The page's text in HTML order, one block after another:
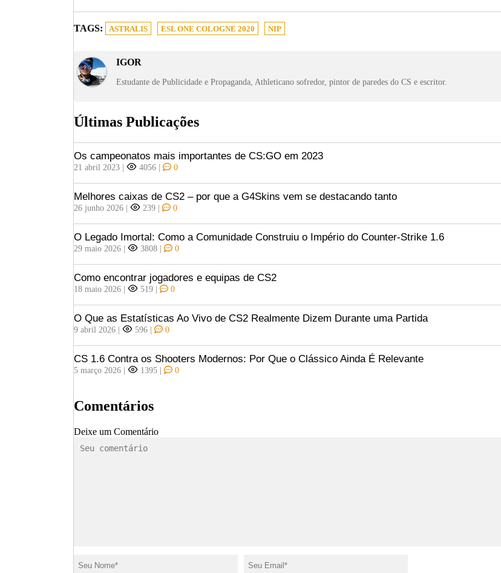
TAGS: ASTRALIS ESL ONE COLOGNE 2020 NIP
IGOR
Estudante de Publicidade e Propaganda, Athleticano sofredor, pintor de paredes do CS e escritor.
Últimas Publicações
Os campeonatos mais importantes de CS:GO em 2023
21 abril 2023 | 4056 | 0
Melhores caixas de CS2 – por que a G4Skins vem se destacando tanto
26 junho 2026 | 239 | 0
O Legado Imortal: Como a Comunidade Construiu o Império do Counter-Strike 1.6
29 maio 2026 | 3808 | 0
Como encontrar jogadores e equipas de CS2
18 maio 2026 | 519 | 0
O Que as Estatísticas Ao Vivo de CS2 Realmente Dizem Durante uma Partida
9 abril 2026 | 596 | 0
CS 1.6 Contra os Shooters Modernos: Por Que o Clássico Ainda É Relevante
5 março 2026 | 1395 | 0
Comentários
Deixe um Comentário